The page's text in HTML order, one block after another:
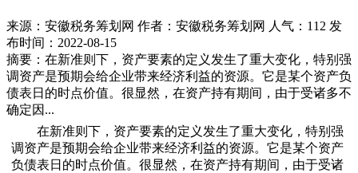
来源：安徽税务筹划网 作者：安徽税务筹划网 人气： 112 发
布时间：2022-08-15
摘要：在新准则下，资产要素的定义发生了重大变化，特别强
调资产是预期会给企业带来经济利益的资源。它是某个资产负
债表日的时点价值。很显然，在资产持有期间，由于受诸多不
确定因...
在新准则下，资产要素的定义发生了重大变化，特别强
调资产是预期会给企业带来经济利益的资源。它是某个资产
负债表日的时点价值。很显然，在资产持有期间，由于受诸